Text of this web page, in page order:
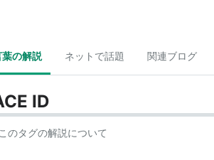
葉の解説 ネットで話題 関連ブログ
ID
このタグの解説について